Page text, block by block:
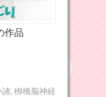
作品
諸, 栁橋脳神経